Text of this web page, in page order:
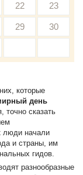
22 23
29 30
которые
день
точно сказать
люди начали
и страны, им
гидов.
разнообразные